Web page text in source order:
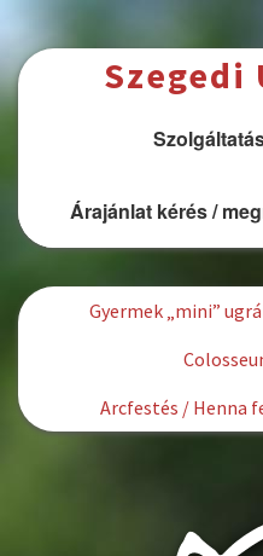
Szegedi
Árajánlat kérés /
Gyermek „mini”
Arcfestés / Henna